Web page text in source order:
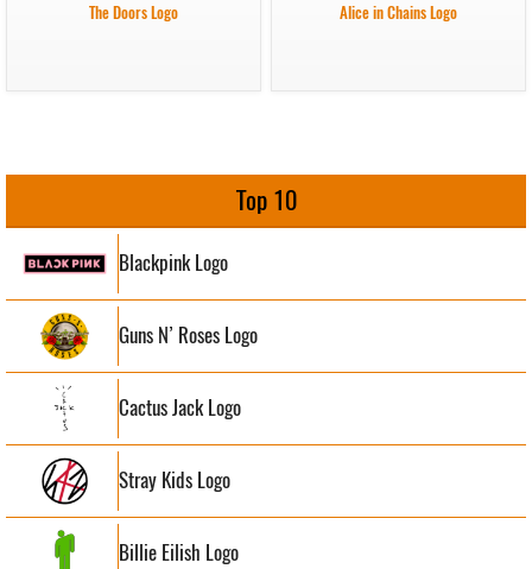
The Doors Logo Alice in Chains Logo
Top 10
Blackpink Logo
Guns N’ Roses Logo
Cactus Jack Logo
Stray Kids Logo
Billie Eilish Logo